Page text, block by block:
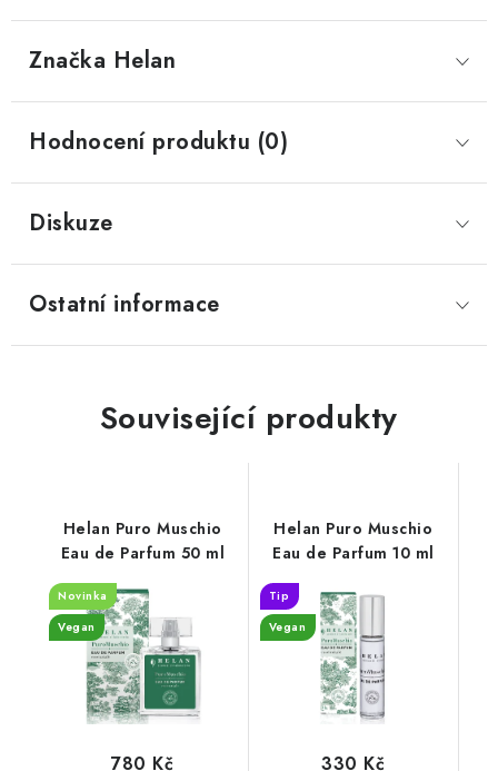
Značka Helan
Hodnocení produktu (0)
Diskuze
Ostatní informace
Související produkty
Helan Puro Muschio
Eau de Parfum 50 ml
Novinka
Vegan
780 Kč
Helan Puro Muschio
Eau de Parfum 10 ml
Tip
Vegan
330 Kč